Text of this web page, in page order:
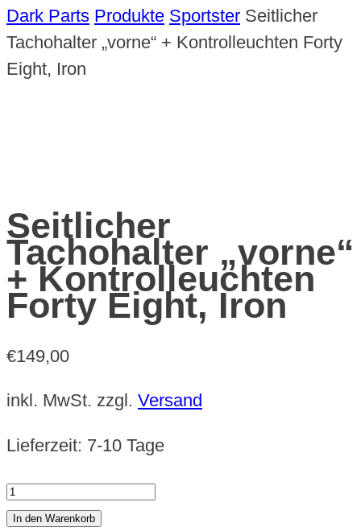
Dark Parts Produkte Sportster Seitlicher
Tachohalter „vorne“ + Kontrolleuchten Forty
Eight, Iron
Seitlicher
Tachohalter „vorne“
+ Kontrolleuchten
Forty Eight, Iron
€149,00
inkl. MwSt. zzgl. Versand
Lieferzeit: 7-10 Tage
Seitlicher
Tachohalter
In den Warenkorb